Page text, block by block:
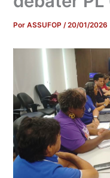
PorASSUFOP/20/01/2026